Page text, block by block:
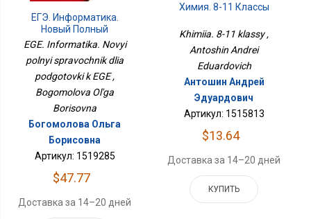
ЕГЭ. Информатика.
Новый Полный
Справочник Для
EGE. Informatika. Novyi
polnyi spravochnik dlia
podgotovki k EGE ,
Bogomolova Ol'ga
Borisovna
Богомолова Ольга
Борисовна
Артикул: 1519285
$47.77
Доставка за 14–20 дней
Химия. 8-11 Классы
Khimiia. 8-11 klassy ,
Antoshin Andrei
Eduardovich
Антошин Андрей
Эдуардович
Артикул: 1515813
$13.64
Доставка за 14–20 дней
КУПИТЬ